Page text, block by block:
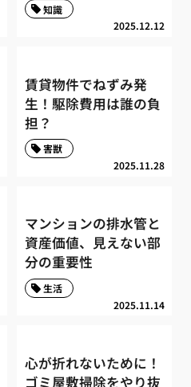
2025.12.12
知識
賃貸物件でねずみ発
生！駆除費用は誰の負
担？
2025.11.28
害獣
マンションの排水管と
資産価値、見えない部
分の重要性
2025.11.14
生活
心が折れないために！
ゴミ屋敷掃除をやり抜